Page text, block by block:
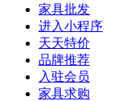
家具批发
进入小程序
天天特价
品牌推荐
入驻会员
家具求购